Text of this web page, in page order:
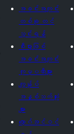
အခင်းအကျင်း
တစ်ခု တင်
သွင်းရန်
စီးပွားဖြစ်
အခင်းအကျင်း
ကုမ္ပဏီများ
ကျွန်ုပ်
အနှစ်သက်ဆုံး
များ
လော့ဂ်အင်ဝင်